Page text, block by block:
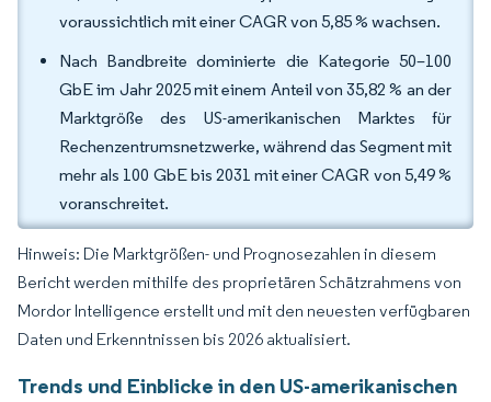
voraussichtlich mit einer CAGR von 5,85 % wachsen.
Nach Bandbreite dominierte die Kategorie 50–100
GbE im Jahr 2025 mit einem Anteil von 35,82 % an der
Marktgröße des US-amerikanischen Marktes für
Rechenzentrumsnetzwerke, während das Segment mit
mehr als 100 GbE bis 2031 mit einer CAGR von 5,49 %
voranschreitet.
Hinweis: Die Marktgrößen- und Prognosezahlen in diesem
Bericht werden mithilfe des proprietären Schätzrahmens von
Mordor Intelligence erstellt und mit den neuesten verfügbaren
Daten und Erkenntnissen bis 2026 aktualisiert.
Trends und Einblicke in den US-amerikanischen